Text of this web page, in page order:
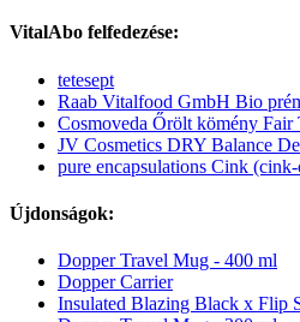
VitalAbo felfedezése:
tetesept
Raab Vitalfood GmbH Bio
Cosmoveda Őrölt kömény Fair
JV Cosmetics DRY Balance
pure encapsulations Cink
Újdonságok:
Dopper Travel Mug - 400 ml
Dopper Carrier
Insulated Blazing Black x Flip